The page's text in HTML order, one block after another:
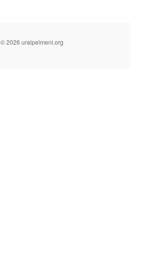
© 2026 uralpelmeni.org